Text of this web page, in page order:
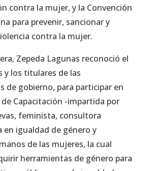
contra la mujer, y la Convención
para prevenir, sancionar y
contra la mujer.
Zepeda Lagunas reconoció el
y los titulares de las
de gobierno, para participar en
de Capacitación -impartida por
feminista, consultora
en igualdad de género y
de las mujeres, la cual
herramientas de género para